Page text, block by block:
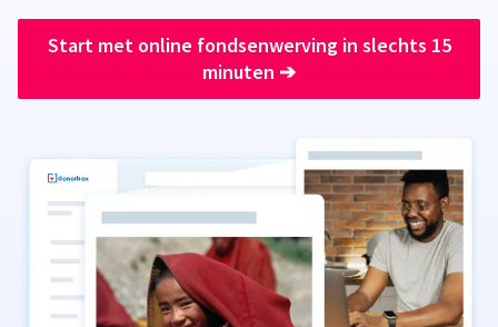
Start met online fondsenwerving in slechts 15
minuten ➔